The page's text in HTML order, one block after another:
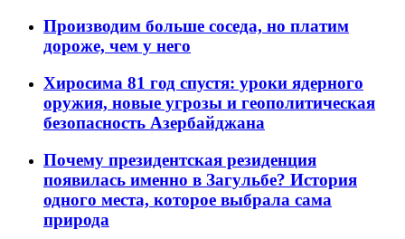
Производим больше соседа, но платим
дороже, чем у него
Хиросима 81 год спустя: уроки ядерного
оружия, новые угрозы и геополитическая
безопасность Азербайджана
Почему президентская резиденция
появилась именно в Загульбе? История
одного места, которое выбрала сама
природа